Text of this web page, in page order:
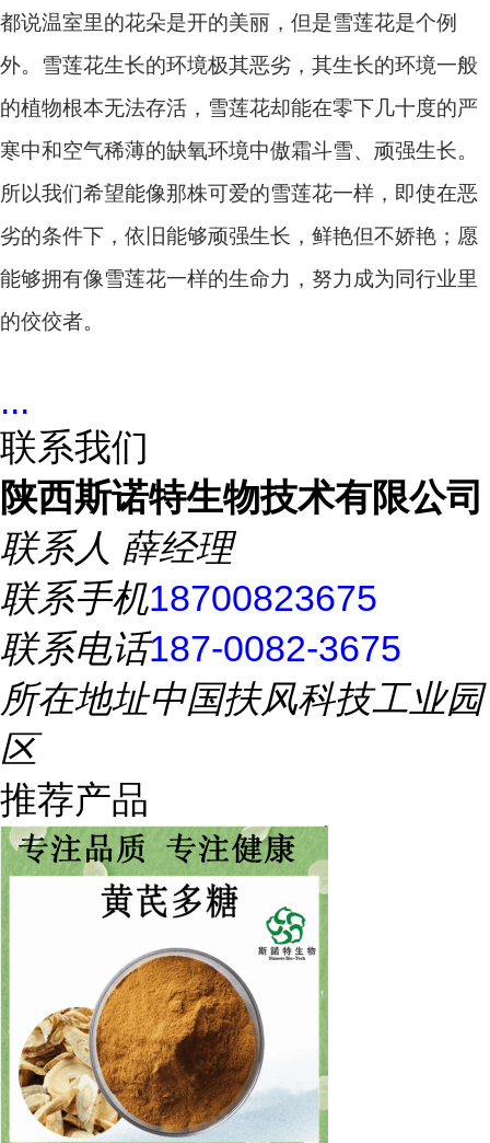
都说温室里的花朵是开的美丽，但是雪莲花是个例
外。雪莲花生长的环境极其恶劣，其生长的环境一般
的植物根本无法存活，雪莲花却能在零下几十度的严
寒中和空气稀薄的缺氧环境中傲霜斗雪、顽强生长。
所以我们希望能像那株可爱的雪莲花一样，即使在恶
劣的条件下，依旧能够顽强生长，鲜艳但不娇艳；愿
能够拥有像雪莲花一样的生命力，努力成为同行业里
的佼佼者。
...
联系我们
陕西斯诺特生物技术有限公司
联系人 薛经理
联系手机18700823675
联系电话187-0082-3675
所在地址中国扶风科技工业园
区
推荐产品